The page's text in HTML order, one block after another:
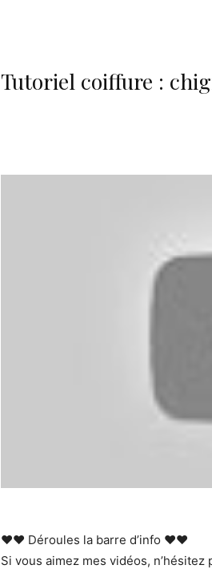
Tutoriel coiffure :
♥♥ Déroules la barre d’info ♥♥
Si vous aimez mes vidéos, n’hésitez